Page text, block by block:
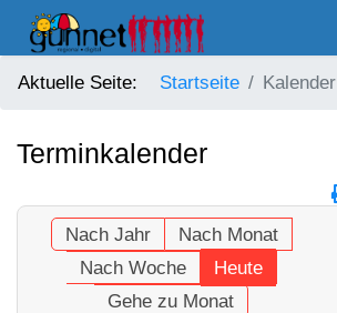
Aktuelle Seite: Startseite Kalender
Terminkalender
Nach Jahr
Nach Monat
Nach Woche
Heute
Gehe zu Monat